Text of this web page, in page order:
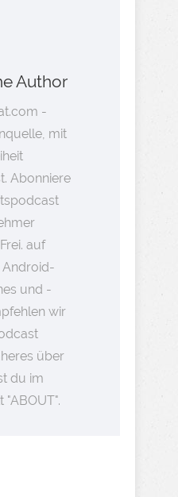
Author
-
mit
Abonniere
auf
Android-
und -
wir
über
du im
"ABOUT".